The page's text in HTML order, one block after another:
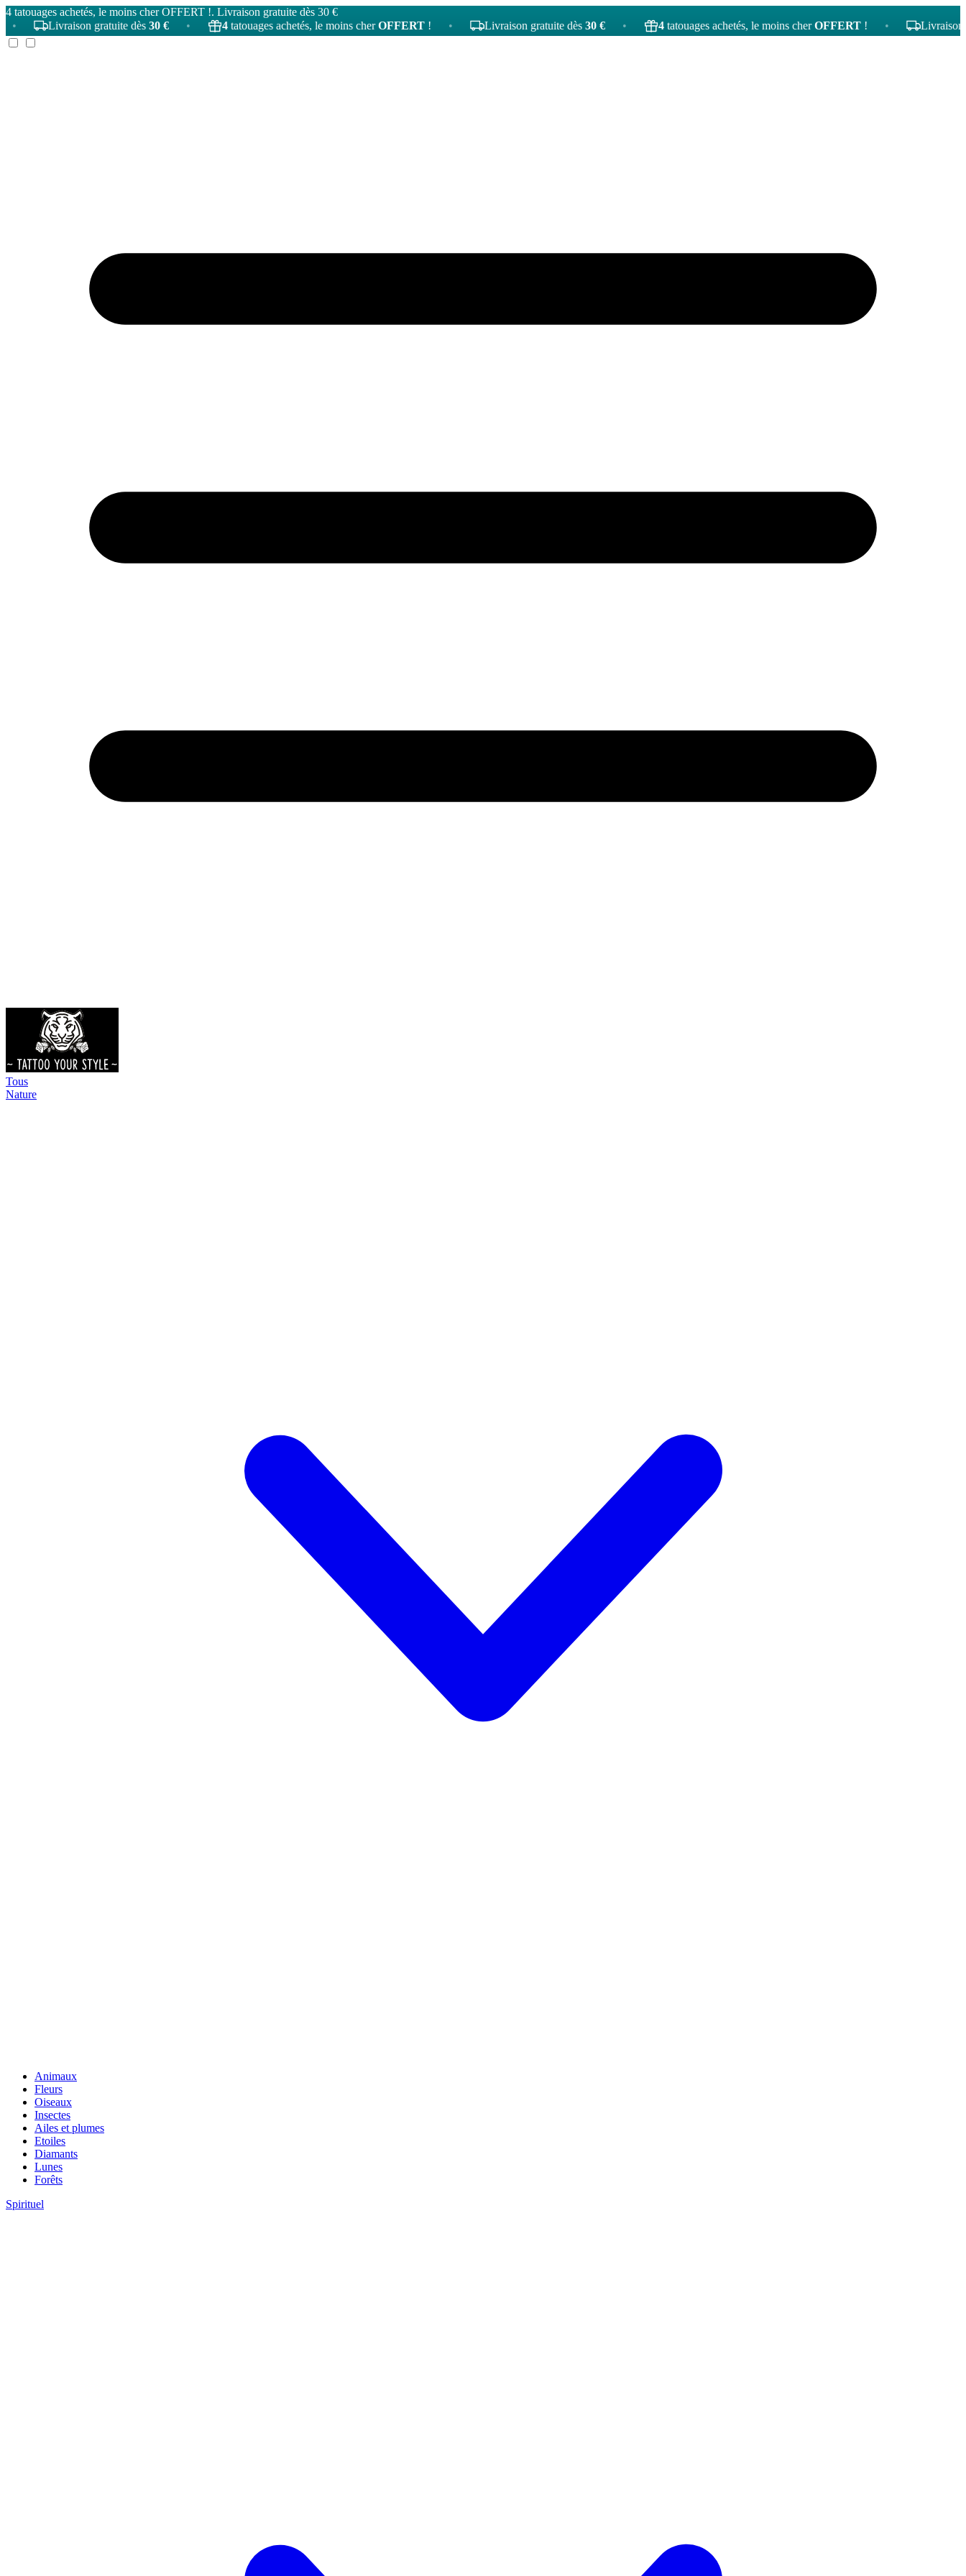
4 tatouages achetés, le moins cher OFFERT !. Livraison gratuite dès 30 €
Livraison gratuite dès30 € • 4 tatouages achetés, le moins cherOFFERT! • Livraison gratuite dès30 € • 4 tatouages achetés, le moins cherOFFERT! • Livraison gratuite
Tous
Nature
Animaux
Fleurs
Oiseaux
Insectes
Ailes et plumes
Etoiles
Diamants
Lunes
Forêts
Spirituel